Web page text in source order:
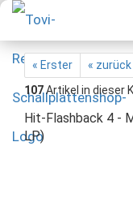
« Erster « zurück
107Artikel in dieser
Hit-Flashback 4 -
LP)